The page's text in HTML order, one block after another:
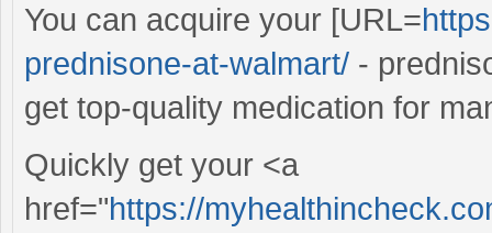
You can acquire your [URL=
prednisone-at-walmart/ -
get top-quality medication for
Quickly get your <a
href="https://